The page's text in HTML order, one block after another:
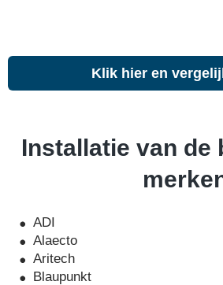
Klik hier en
Installatie van de
ADI
Alaecto
Aritech
Blaupunkt